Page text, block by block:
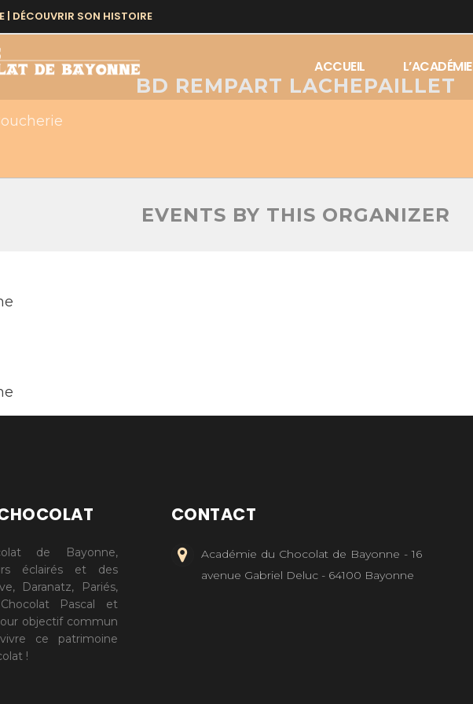
| DÉCOUVRIR SON HISTOIRE
ACCUEIL L’ACADÉMIE
ORGANIZER
BD REMPART LACHEPAILLET
EVENTS BY THIS ORGANIZER
de Bayonne,
éclairés et des
Daranatz, Pariés,
Pascal et
objectif commun
ce patrimoine
!
CONTACT
Académie du Chocolat de Bayonne - 16
avenue Gabriel Deluc - 64100 Bayonne